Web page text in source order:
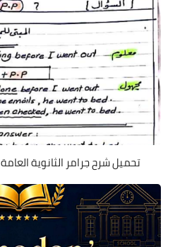
تحميل شرح جرامر الثانوية العامة 2026 بالإجابات والتدريبات